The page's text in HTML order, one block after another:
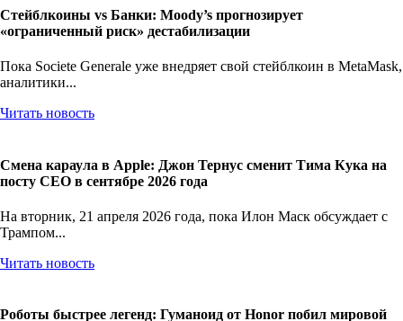
Стейблкоины vs Банки: Moody’s прогнозирует
«ограниченный риск» дестабилизации
Пока Societe Generale уже внедряет свой стейблкоин в MetaMask,
аналитики...
Читать новость
Смена караула в Apple: Джон Тернус сменит Тима Кука на
посту CEO в сентябре 2026 года
На вторник, 21 апреля 2026 года, пока Илон Маск обсуждает с
Трампом...
Читать новость
Роботы быстрее легенд: Гуманоид от Honor побил мировой